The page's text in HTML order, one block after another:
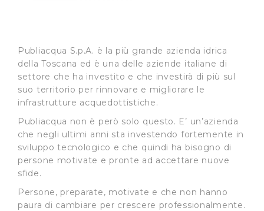
Publiacqua S.p.A. è la più grande azienda idrica
della Toscana ed è una delle aziende italiane di
settore che ha investito e che investirà di più sul
suo territorio per rinnovare e migliorare le
infrastrutture acquedottistiche.
Publiacqua non è però solo questo. E’ un’azienda
che negli ultimi anni sta investendo fortemente in
sviluppo tecnologico e che quindi ha bisogno di
persone motivate e pronte ad accettare nuove
sfide.
Persone, preparate, motivate e che non hanno
paura di cambiare per crescere professionalmente.